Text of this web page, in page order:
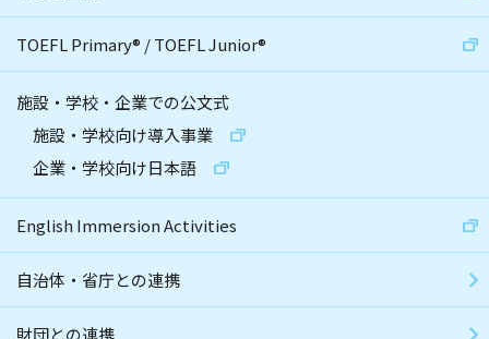
TOEFL Primary® /TOEFL Junior®
施設・学校・企業での公文式
施設・学校向け導入事業
企業・学校向け日本語
English Immersion Activities
自治体・省庁との連携
財団との連携